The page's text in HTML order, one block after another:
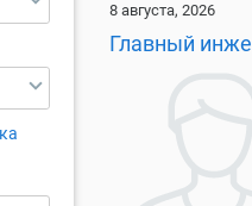
8 августа, 2026
Главный